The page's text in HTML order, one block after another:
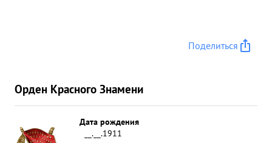
Поделиться
Орден Красного Знамени
Дата рождения
__.__.1911